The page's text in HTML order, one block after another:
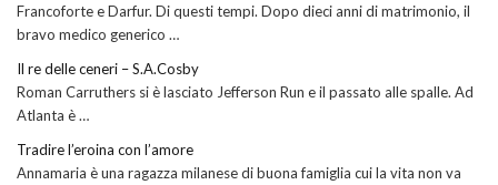
Francoforte e Darfur. Di questi tempi. Dopo dieci anni di matrimonio, il
bravo medico generico …
Il re delle ceneri – S.A.Cosby
Roman Carruthers si è lasciato Jefferson Run e il passato alle spalle. Ad
Atlanta è …
Tradire l’eroina con l’amore
Annamaria è una ragazza milanese di buona famiglia cui la vita non va